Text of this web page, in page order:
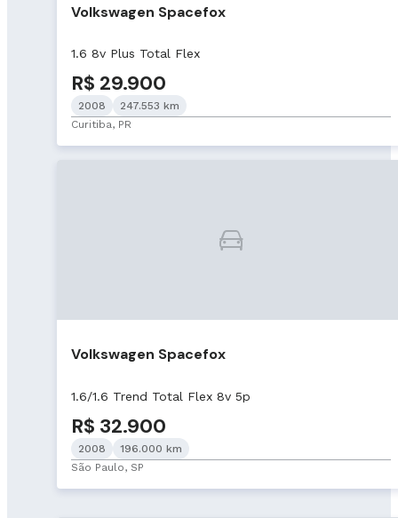
Volkswagen Spacefox
1.6 8v Plus Total Flex
R$ 29.900
2008
247.553 km
Curitiba, PR
Volkswagen Spacefox
1.6/1.6 Trend Total Flex 8v 5p
R$ 32.900
2008
196.000 km
São Paulo, SP